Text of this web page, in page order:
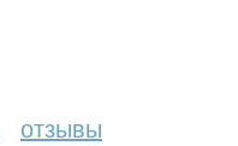
отзывы